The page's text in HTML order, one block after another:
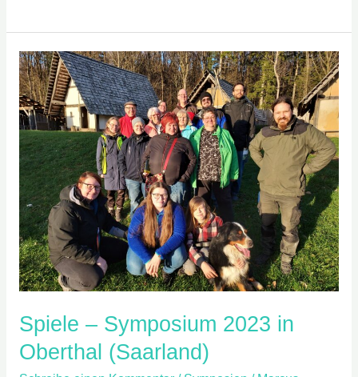
Spiele – Symposium 2023 in
Oberthal (Saarland)
Spiele
–
Symposium
2023
in
Oberthal
(Saarland)